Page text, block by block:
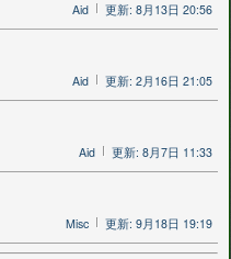
Aid 更新: 8月13日 20:56
Aid 更新: 2月16日 21:05
Aid 更新: 8月7日 11:33
Misc 更新: 9月18日 19:19